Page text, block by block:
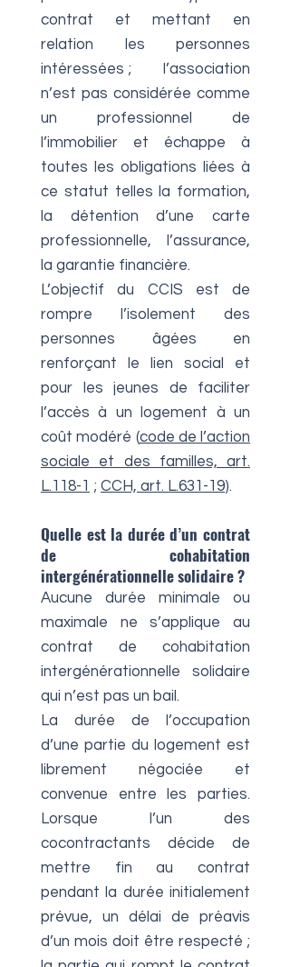
contrat et mettant en
relation les personnes
intéressées ; l’association
n’est pas considérée comme
un professionnel de
l’immobilier et échappe à
toutes les obligations liées à
ce statut telles la formation,
la détention d’une carte
professionnelle, l’assurance,
la garantie financière.
L’objectif du CCIS est de
rompre l’isolement des
personnes âgées en
renforçant le lien social et
pour les jeunes de faciliter
l’accès à un logement à un
coût modéré (code de l’action
sociale et des familles, art.
L.118-1 ; CCH, art. L.631-19).
Quelle est la durée d’un contrat
de cohabitation
intergénérationnelle solidaire ?
Aucune durée minimale ou
maximale ne s’applique au
contrat de cohabitation
intergénérationnelle solidaire
qui n’est pas un bail.
La durée de l’occupation
d’une partie du logement est
librement négociée et
convenue entre les parties.
Lorsque l’un des
cocontractants décide de
mettre fin au contrat
pendant la durée initialement
prévue, un délai de préavis
d’un mois doit être respecté ;